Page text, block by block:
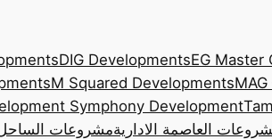
DIG DevelopmentsEG Master
M Squared Developments
Symphony Development
مشروعاتالعاصمة الادارية